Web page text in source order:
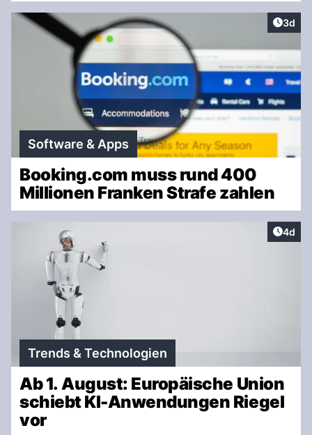
3d
Software & Apps
Booking.com muss rund 400
Millionen Franken Strafe zahlen
4d
Trends & Technologien
Ab 1. August: Europäische Union
schiebt KI-Anwendungen Riegel
vor